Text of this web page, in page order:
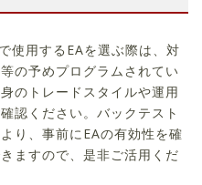
使用するEAを選ぶ際は、対
の予めプログラムされてい
のトレードスタイルや運用
認ください。バックテスト
り、事前にEAの有効性を確
ますので、是非ご活用くだ